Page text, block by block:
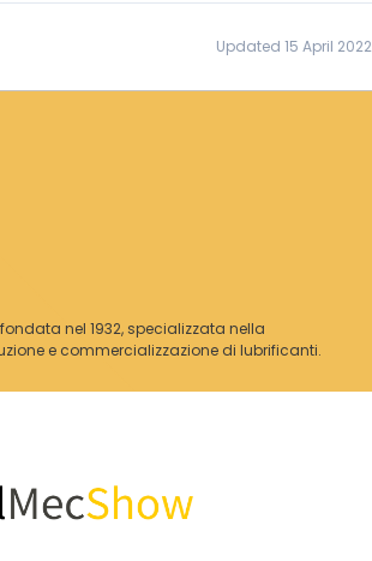
Updated 15 April 2022
nel 1932, specializzata nella
e commercializzazione di lubrificanti.